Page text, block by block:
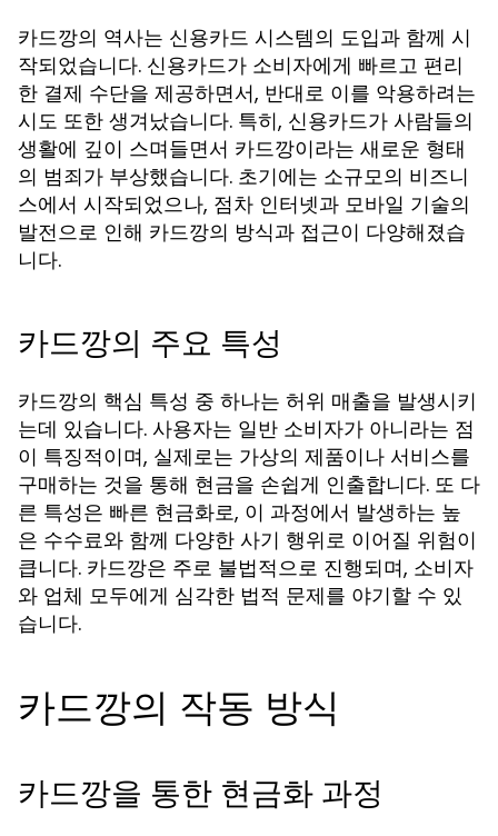
카드깡의 역사는 신용카드 시스템의 도입과 함께 시
작되었습니다. 신용카드가 소비자에게 빠르고 편리
한 결제 수단을 제공하면서, 반대로 이를 악용하려는
시도 또한 생겨났습니다. 특히, 신용카드가 사람들의
생활에 깊이 스며들면서 카드깡이라는 새로운 형태
의 범죄가 부상했습니다. 초기에는 소규모의 비즈니
스에서 시작되었으나, 점차 인터넷과 모바일 기술의
발전으로 인해 카드깡의 방식과 접근이 다양해졌습
니다.
카드깡의 주요 특성
카드깡의 핵심 특성 중 하나는 허위 매출을 발생시키
는데 있습니다. 사용자는 일반 소비자가 아니라는 점
이 특징적이며, 실제로는 가상의 제품이나 서비스를
구매하는 것을 통해 현금을 손쉽게 인출합니다. 또 다
른 특성은 빠른 현금화로, 이 과정에서 발생하는 높
은 수수료와 함께 다양한 사기 행위로 이어질 위험이
큽니다. 카드깡은 주로 불법적으로 진행되며, 소비자
와 업체 모두에게 심각한 법적 문제를 야기할 수 있
습니다.
카드깡의 작동 방식
카드깡을 통한 현금화 과정